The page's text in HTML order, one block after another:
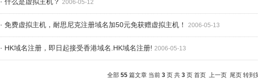
2006-05-12
· 免费虚拟主机，耐思尼克注册域名加50元免获赠虚拟主机！ 2006-05-13
· HK域名注册，即日起接受香港域名.HK域名注册! 2006-05-13
全部55 篇文章 当前3 页 共3 页 首页 上一页 尾页转到